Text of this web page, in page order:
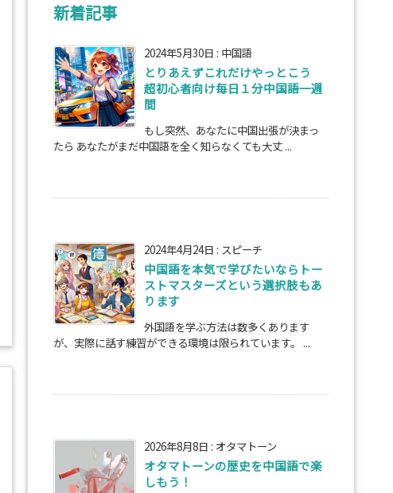
新着記事
2024年5月30日 : 中国語
とりあえずこれだけやっとこう
超初心者向け毎日１分中国語一週
間
もし突然、あなたに中国出張が決まっ
たら あなたがまだ中国語を全く知らなくても大丈 ...
2024年4月24日 : スピーチ
中国語を本気で学びたいならトー
ストマスターズという選択肢もあ
ります
外国語を学ぶ方法は数多くあります
が、実際に話す練習ができる環境は限られています。 ...
2026年8月8日 : オタマトーン
オタマトーンの歴史を中国語で楽
しもう！